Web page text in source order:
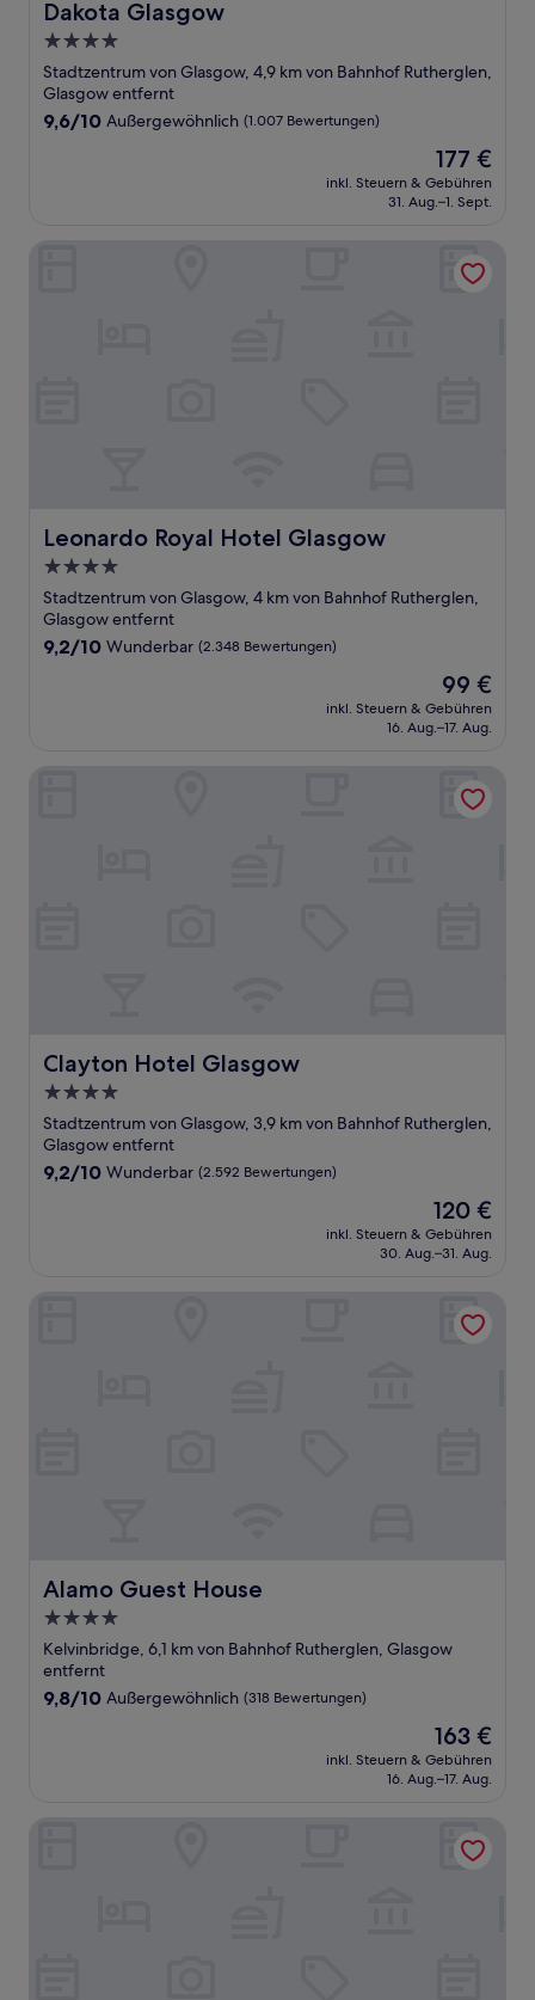
Dakota Glasgow
Dakota Glasgow
4.0-
Sterne-
Unterkunft
Stadtzentrum von Glasgow, 4,9 km von Bahnhof Rutherglen,
Glasgow entfernt
9.6
9,6/10 Außergewöhnlich (1.007 Bewertungen)
Der
Preis
beträgt
177 €
inkl. Steuern & Gebühren
31. Aug.–1. Sept.
Leonardo Royal Hotel Glasgow
Leonardo Royal Hotel Glasgow
4.0-
Sterne-
Unterkunft
Stadtzentrum von Glasgow, 4 km von Bahnhof Rutherglen,
Glasgow entfernt
9.2
9,2/10 Wunderbar (2.348 Bewertungen)
Der
Preis
beträgt
99 €
inkl. Steuern & Gebühren
16. Aug.–17. Aug.
Clayton Hotel Glasgow
Clayton Hotel Glasgow
4.0-
Sterne-
Unterkunft
Stadtzentrum von Glasgow, 3,9 km von Bahnhof Rutherglen,
Glasgow entfernt
9.2
9,2/10 Wunderbar (2.592 Bewertungen)
Der
Preis
beträgt
120 €
inkl. Steuern & Gebühren
30. Aug.–31. Aug.
Alamo Guest House
Alamo Guest House
4.0-
Sterne-
Unterkunft
Kelvinbridge, 6,1 km von Bahnhof Rutherglen, Glasgow
entfernt
9.8
9,8/10 Außergewöhnlich (318 Bewertungen)
Der
Preis
beträgt
163 €
inkl. Steuern & Gebühren
16. Aug.–17. Aug.